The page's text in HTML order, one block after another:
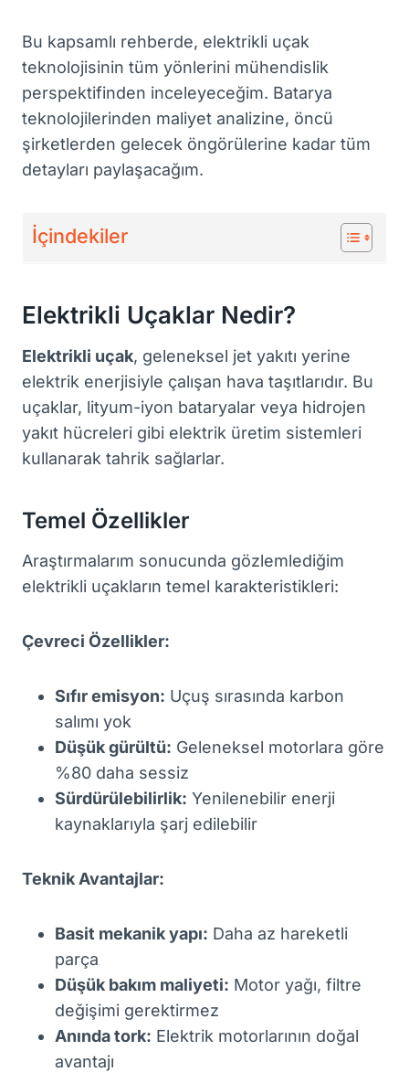
Bu kapsamlı rehberde, elektrikli uçak
teknolojisinin tüm yönlerini mühendislik
perspektifinden inceleyeceğim. Batarya
teknolojilerinden maliyet analizine, öncü
şirketlerden gelecek öngörülerine kadar tüm
detayları paylaşacağım.
İçindekiler
Elektrikli Uçaklar Nedir?
Elektrikli uçak, geleneksel jet yakıtı yerine
elektrik enerjisiyle çalışan hava taşıtlarıdır. Bu
uçaklar, lityum-iyon bataryalar veya hidrojen
yakıt hücreleri gibi elektrik üretim sistemleri
kullanarak tahrik sağlarlar.
Temel Özellikler
Araştırmalarım sonucunda gözlemlediğim
elektrikli uçakların temel karakteristikleri:
Çevreci Özellikler:
Sıfır emisyon: Uçuş sırasında karbon
salımı yok
Düşük gürültü: Geleneksel motorlara göre
%80 daha sessiz
Sürdürülebilirlik: Yenilenebilir enerji
kaynaklarıyla şarj edilebilir
Teknik Avantajlar:
Basit mekanik yapı: Daha az hareketli
parça
Düşük bakım maliyeti: Motor yağı, filtre
değişimi gerektirmez
Anında tork: Elektrik motorlarının doğal
avantajı